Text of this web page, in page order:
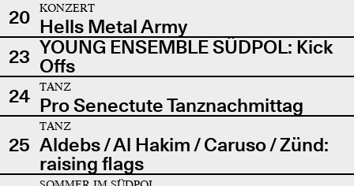
20
KONZERT
Hells Metal Army
23 YOUNG ENSEMBLE SÜDPOL: Kick
Offs
24
TANZ
Pro Senectute Tanznachmittag
25
TANZ
Aldebs / Al Hakim / Caruso / Zünd:
raising flags